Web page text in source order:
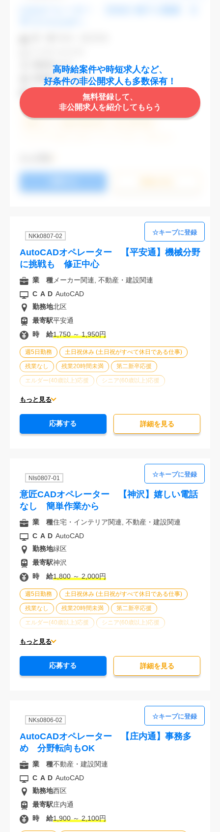
高時給案件や時短求人など、
好条件の非公開求人も多数保有！
無料登録して、
非公開求人を紹介してもらう
土日祝休み (土日祝がすべて休日である仕事)
勤務地渋谷区
最寄駅渋谷,表参道
NKk0807-02
AutoCADオペレーター 【平安通】機械分野
に挑戦も 修正中心
週5日勤務 土日祝休み (土日祝がすべて休日である仕事)
残業なし 残業20時間未満 第二新卒応援
エルダー(40歳以上)応援 シニア(60歳以上)応援
ブランクOK
派遣スタッフ活躍中 未経験歓迎
もっと見る
業 種メーカー関連, 不動産・建設関連
CAD AutoCAD
勤務地北区
最寄駅平安通
時 給1,750 ～ 1,950円
応募する 詳細を⾒る
NIs0807-01
意匠CADオペレーター 【神沢】嬉しい電話
なし 簡単作業から
週5日勤務 土日祝休み (土日祝がすべて休日である仕事)
残業なし 残業20時間未満 第二新卒応援
エルダー(40歳以上)応援 シニア(60歳以上)応援
ブランクOK
もっと見る
業 種住宅・インテリア関連, 不動産・建設関連
CAD AutoCAD
勤務地緑区
最寄駅神沢
時 給1,800 ～ 2,000円
応募する 詳細を⾒る
NKs0806-02
AutoCADオペレーター 【庄内通】事務多
め 分野転向もOK
業 種不動産・建設関連
CAD AutoCAD
勤務地西区
最寄駅庄内通
時 給1,900 ～ 2,100円